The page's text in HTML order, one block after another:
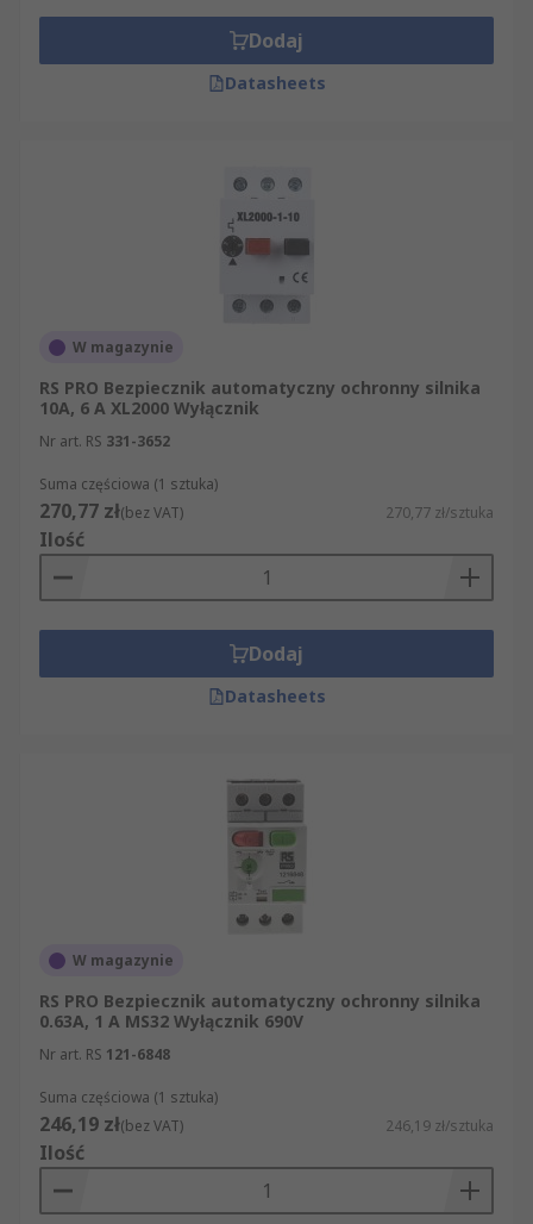
Dodaj
Datasheets
W magazynie
RS PRO Bezpiecznik automatyczny ochronny silnika
10A, 6 A XL2000 Wyłącznik
Nr art. RS 331-3652
Suma częściowa (1 sztuka)
270,77 zł(bez VAT) 270,77 zł/sztuka
Ilość
Dodaj
Datasheets
W magazynie
RS PRO Bezpiecznik automatyczny ochronny silnika
0.63A, 1 A MS32 Wyłącznik 690V
Nr art. RS 121-6848
Suma częściowa (1 sztuka)
246,19 zł(bez VAT) 246,19 zł/sztuka
Ilość